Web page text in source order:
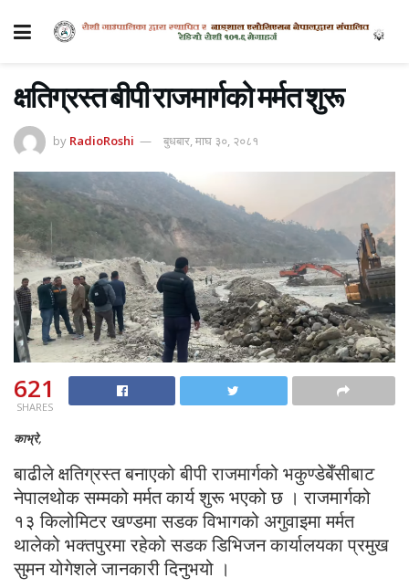
क्षतिग्रस्त बीपी राजमार्गको मर्मत शुरू
by RadioRoshi बुधबार, माघ ३०, २०८१
621
SHARES
काभ्रे,
बाढीले क्षतिग्रस्त बनाएको बीपी राजमार्गको भकुण्डेबेँसीबाट
नेपालथोक सम्मको मर्मत कार्य शुरू भएको छ । राजमार्गको
१३ किलोमिटर खण्डमा सडक विभागको अगुवाइमा मर्मत
थालेको भक्तपुरमा रहेको सडक डिभिजन कार्यालयका प्रमुख
सुमन योगेशले जानकारी दिनुभयो ।